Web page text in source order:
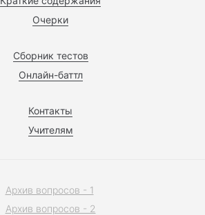
Очерки
Сборник тестов
Онлайн-баттл
Контакты
Учителям
Архив вопросов - 1
Архив вопросов - 2